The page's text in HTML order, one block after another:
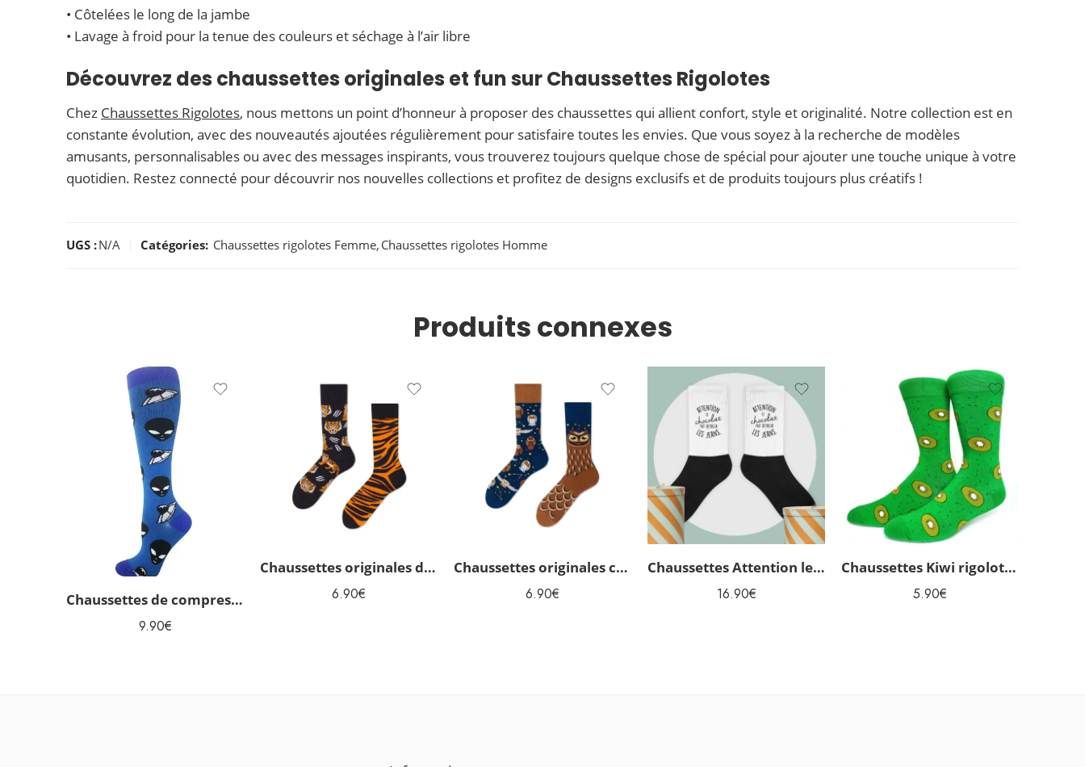
• Côtelées le long de la jambe
• Lavage à froid pour la tenue des couleurs et séchage à l’air libre
Découvrez des chaussettes originales et fun sur Chaussettes Rigolotes
Chez Chaussettes Rigolotes, nous mettons un point d’honneur à proposer des chaussettes qui allient confort, style et originalité. Notre collection est en
constante évolution, avec des nouveautés ajoutées régulièrement pour satisfaire toutes les envies. Que vous soyez à la recherche de modèles
amusants, personnalisables ou avec des messages inspirants, vous trouverez toujours quelque chose de spécial pour ajouter une touche unique à votre
quotidien. Restez connecté pour découvrir nos nouvelles collections et profitez de designs exclusifs et de produits toujours plus créatifs !
UGS :N/A Catégories: Chaussettes rigolotes Femme, Chaussettes rigolotes Homme
Produits connexes
Chaussettes de compression Aliens
9.90€
Chaussettes originales dépareillées Tigre
6.90€
Chaussettes originales chouette
6.90€
Chaussettes Attention le Chocolat fait rétrécir les jeans
16.90€
Chaussettes Kiwi rigolotes homme
5.90€